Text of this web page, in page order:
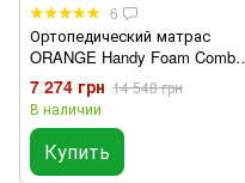
6
Ортопедический матрас
ORANGE Handy Foam Combo
120x200
7 274 грн 14 548 грн
В наличии
Купить